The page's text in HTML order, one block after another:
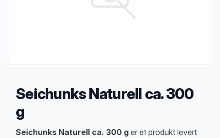
Seichunks Naturell ca. 300
g
Produktbeskrivelse
Seichunks Naturell ca. 300 g er et produkt levert